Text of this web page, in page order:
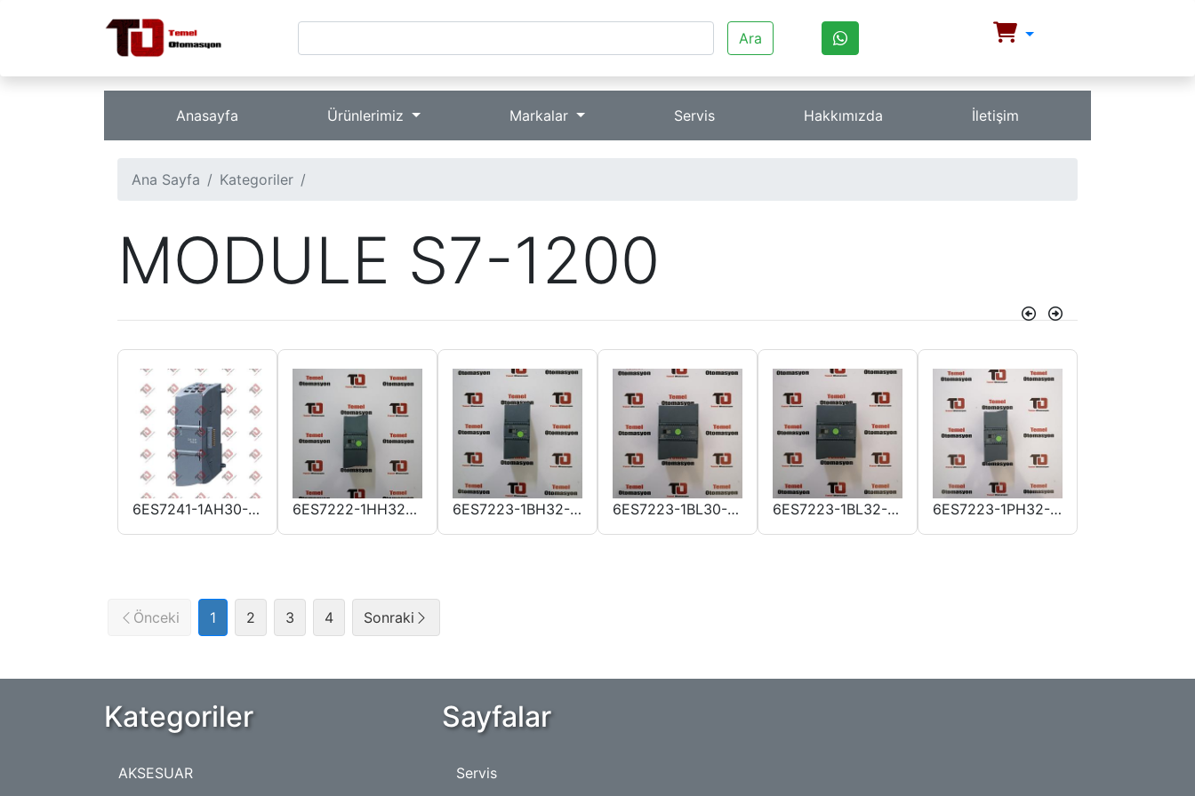
Ara
Anasayfa Ürünlerimiz Markalar Servis Hakkımızda İletişim
Ana Sayfa Kategoriler
MODULE S7-1200
6ES7241-1AH30-0XB0 6ES7222-1HH32-0XB0 6ES7223-1BH32-0XB0 6ES7223-1BL30-0XB0 6ES7223-1BL32-0XB0 6ES7223-1PH32-0XB0
ÖncekiSonraki
Önceki 1 2 3 4 Sonraki
Kategoriler
AKSESUAR
Sayfalar
Servis